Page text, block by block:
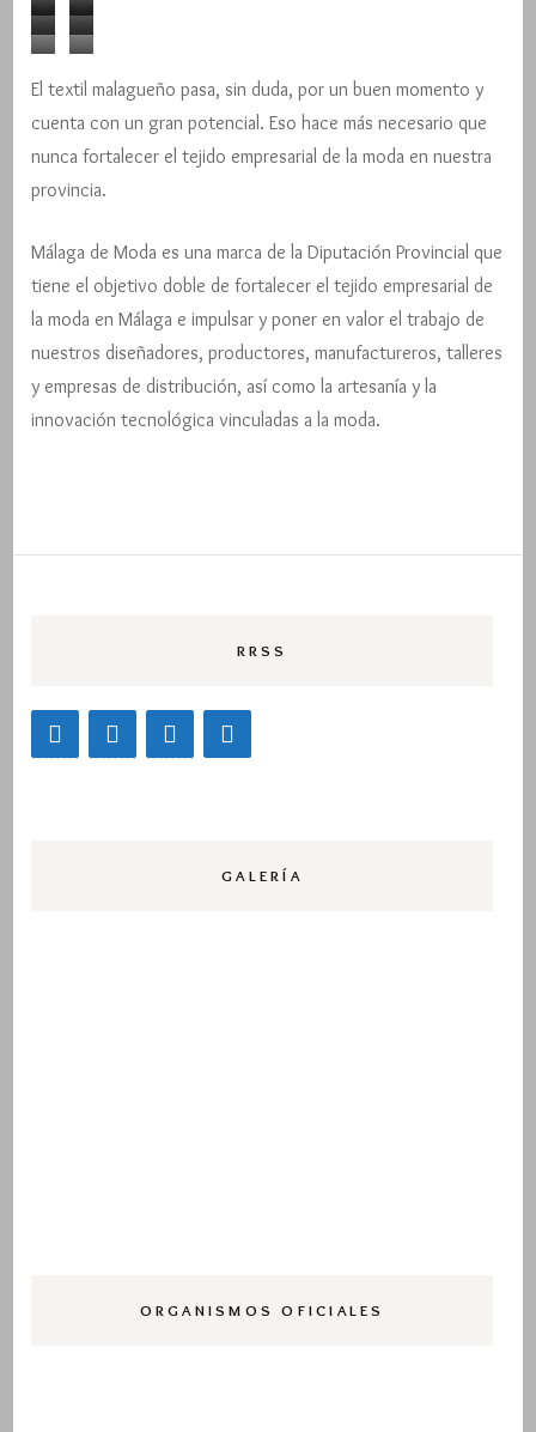
Teressa
Ninú
Galvañ
Inma Lucía
Moncho
Heredia
Pepitina
Ruiz
Seda
El textil malagueño pasa, sin duda, por un buen momento y
cuenta con un gran potencial. Eso hace más necesario que
nunca fortalecer el tejido empresarial de la moda en nuestra
provincia.
Málaga de Moda es una marca de la Diputación Provincial que
tiene el objetivo doble de fortalecer el tejido empresarial de
la moda en Málaga e impulsar y poner en valor el trabajo de
nuestros diseñadores, productores, manufactureros, talleres
y empresas de distribución, así como la artesanía y la
innovación tecnológica vinculadas a la moda.
RRSS
GALERÍA
ORGANISMOS OFICIALES